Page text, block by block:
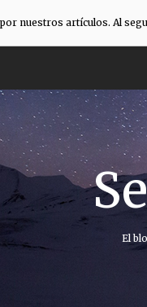
El
nuestros artículos. Al